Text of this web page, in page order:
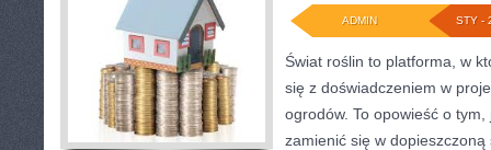
STY -
ADMIN
Świat roślin to platforma, w
się z doświadczeniem w
ogrodów. To opowieść o tym,
zamienić się w